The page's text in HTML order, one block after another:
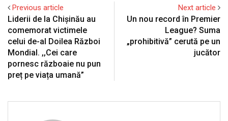
Previous article
Liderii de la Chișinău au
comemorat victimele
celui de-al Doilea Război
Mondial. ,,Cei care
pornesc războaie nu pun
preț pe viața umană”
Next article
Un nou record în Premier
League? Suma
„prohibitivă” cerută pe un
jucător